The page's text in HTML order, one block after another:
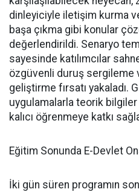
dinleyiciyle iletişim kurma
başa çıkma gibi konular
değerlendirildi. Senaryo
sayesinde katılımcılar
özgüvenli duruş sergileme
geliştirme fırsatı yakaladı.
uygulamalarla teorik
kalıcı öğrenmeye katkı
Eğitim Sonunda E-Devlet
İki gün süren programın